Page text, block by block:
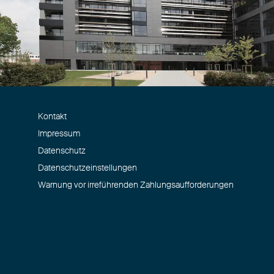
Kontakt
Impressum
Datenschutz
Datenschutzeinstellungen
Warnung vor irreführenden Zahlungsaufforderungen